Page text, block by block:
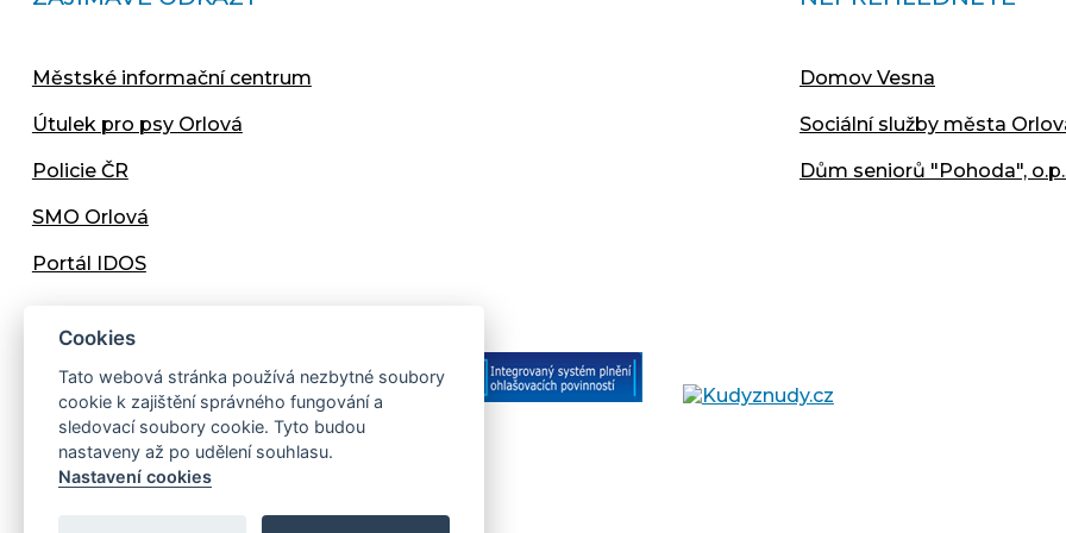
Městské informační centrum
Útulek pro psy Orlová
Policie ČR
SMO Orlová
Portál IDOS
Domov Vesna
Sociální služby města
Dům seniorů "Pohoda",
Copyright © 2013 - 2026 Městský úřad Orlová
Cookies
Tato webová stránka používá nezbytné soubory
cookie k zajištění správného fungování a
sledovací soubory cookie. Tyto budou
nastaveny až po udělení souhlasu.
Nastavení cookies